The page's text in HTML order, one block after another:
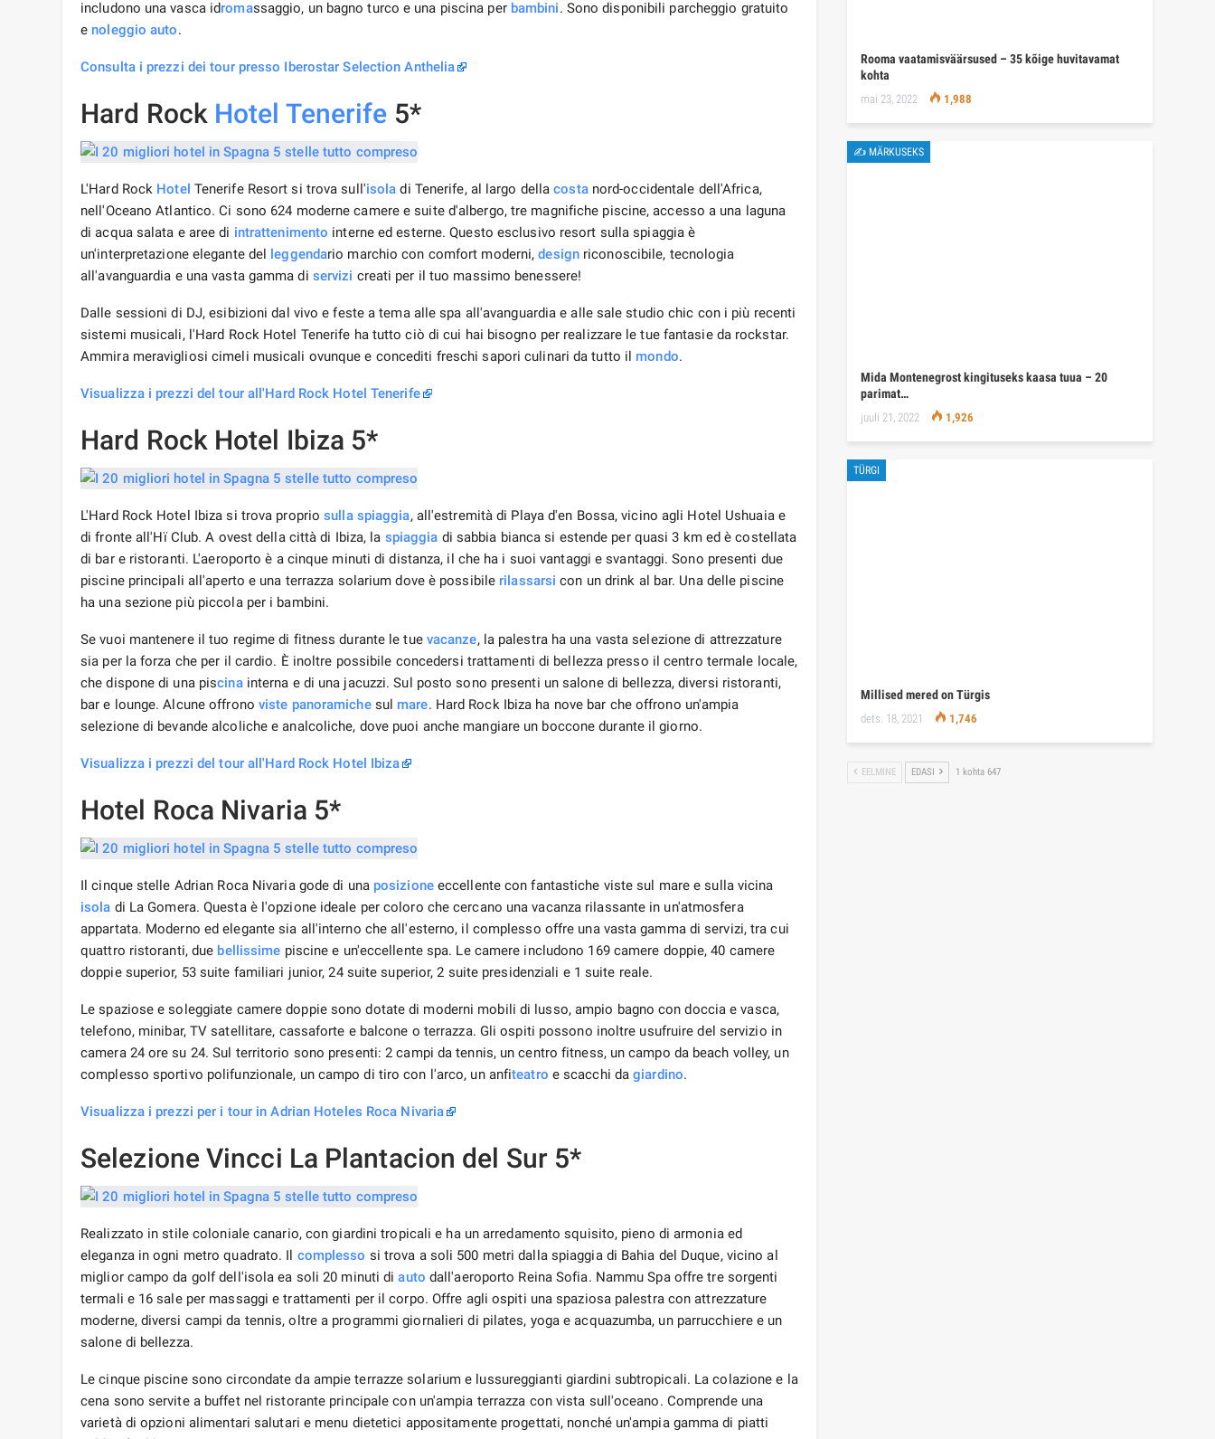
includono una vasca idromassaggio, un bagno turco e una piscina per bambini. Sono disponibili parcheggio gratuito
e noleggio auto.
Consulta i prezzi dei tour presso Iberostar Selection Anthelia
Hard Rock Hotel Tenerife 5*
L'Hard Rock Hotel Tenerife Resort si trova sull'isola di Tenerife, al largo dellacostanord-occidentale dell'Africa,
nell'Oceano Atlantico. Ci sono 624 moderne camere e suite d'albergo, tre magnifiche piscine, accesso a una laguna
di acqua salata e aree di intrattenimento interne ed esterne. Questo esclusivo resort sulla spiaggia è
un'interpretazione elegante del leggendario marchio con comfort moderni,designriconoscibile, tecnologia
all'avanguardia e una vasta gamma di servizi creati per il tuo massimo benessere!
Dalle sessioni di DJ, esibizioni dal vivo e feste a tema alle spa all'avanguardia e alle sale studio chic con i più recenti
sistemi musicali, l'Hard Rock Hotel Tenerife ha tutto ciò di cui hai bisogno per realizzare le tue fantasie da rockstar.
Ammira meravigliosi cimeli musicali ovunque e concediti freschi sapori culinari da tutto il mondo.
Visualizza i prezzi del tour all'Hard Rock Hotel Tenerife
Hard Rock Hotel Ibiza 5*
L'Hard Rock Hotel Ibiza si trova propriosulla spiaggia, all'estremità di Playa d'en Bossa, vicino agli Hotel Ushuaia e
di fronte all'Hï Club. A ovest della città di Ibiza, la spiaggia di sabbia bianca si estende per quasi 3 km ed è costellata
di bar e ristoranti. L'aeroporto è a cinque minuti di distanza, il che ha i suoi vantaggi e svantaggi. Sono presenti due
piscine principali all'aperto e una terrazza solarium dove è possibile rilassarsi con un drink al bar. Una delle piscine
ha una sezione più piccola per i bambini.
Se vuoi mantenere il tuo regime di fitness durante le tue vacanze, la palestra ha una vasta selezione di attrezzature
sia per la forza che per il cardio. È inoltre possibile concedersi trattamenti di bellezza presso il centro termale locale,
che dispone di una piscinainterna e di una jacuzzi. Sul posto sono presenti un salone di bellezza, diversi ristoranti,
bar e lounge. Alcune offrono viste panoramichesul mare. Hard Rock Ibiza ha nove bar che offrono un'ampia
selezione di bevande alcoliche e analcoliche, dove puoi anche mangiare un boccone durante il giorno.
Visualizza i prezzi del tour all'Hard Rock Hotel Ibiza
Hotel Roca Nivaria 5*
Il cinque stelle Adrian Roca Nivaria gode di una posizioneeccellente con fantastiche viste sul mare e sulla vicina
isola di La Gomera. Questa è l'opzione ideale per coloro che cercano una vacanza rilassante in un'atmosfera
appartata. Moderno ed elegante sia all'interno che all'esterno, il complesso offre una vasta gamma di servizi, tra cui
quattro ristoranti, due bellissime piscine e un'eccellente spa. Le camere includono 169 camere doppie, 40 camere
doppie superior, 53 suite familiari junior, 24 suite superior, 2 suite presidenziali e 1 suite reale.
Le spaziose e soleggiate camere doppie sono dotate di moderni mobili di lusso, ampio bagno con doccia e vasca,
telefono, minibar, TV satellitare, cassaforte e balcone o terrazza. Gli ospiti possono inoltre usufruire del servizio in
camera 24 ore su 24. Sul territorio sono presenti: 2 campi da tennis, un centro fitness, un campo da beach volley, un
complesso sportivo polifunzionale, un campo di tiro con l'arco, un anfiteatro e scacchi dagiardino.
Visualizza i prezzi per i tour in Adrian Hoteles Roca Nivaria
Selezione Vincci La Plantacion del Sur 5*
Realizzato in stile coloniale canario, con giardini tropicali e ha un arredamento squisito, pieno di armonia ed
eleganza in ogni metro quadrato. Il complesso si trova a soli 500 metri dalla spiaggia di Bahia del Duque, vicino al
miglior campo da golf dell'isola ea soli 20 minuti diauto dall'aeroporto Reina Sofia. Nammu Spa offre tre sorgenti
termali e 16 sale per massaggi e trattamenti per il corpo. Offre agli ospiti una spaziosa palestra con attrezzature
moderne, diversi campi da tennis, oltre a programmi giornalieri di pilates, yoga e acquazumba, un parrucchiere e un
salone di bellezza.
Le cinque piscine sono circondate da ampie terrazze solarium e lussureggianti giardini subtropicali. La colazione e la
cena sono servite a buffet nel ristorante principale con un'ampia terrazza con vista sull'oceano. Comprende una
varietà di opzioni alimentari salutari e menu dietetici appositamente progettati, nonché un'ampia gamma di piatti
Rooma vaatamisväärsused – 35 kõige huvitavamat
kohta
mai 23, 2022 1,988
✍ MÄRKUSEKS
Mida Montenegrost kingituseks kaasa tuua – 20
parimat…
juuli 21, 2022 1,926
TÜRGI
Millised mered on Türgis
dets. 18, 2021 1,746
EELMINE EDASI 1 kohta 647